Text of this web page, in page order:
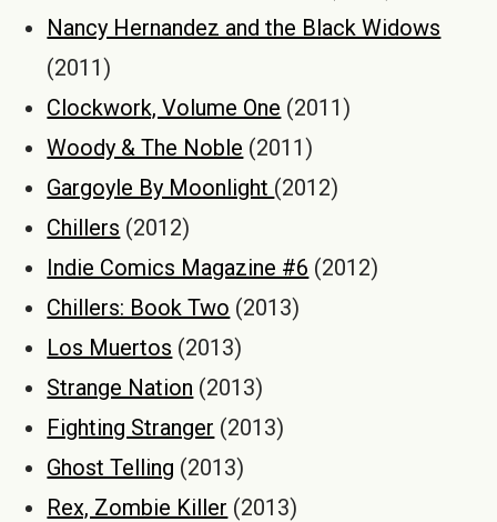
Nancy Hernandez and the Black Widows
(2011)
Clockwork, Volume One (2011)
Woody & The Noble (2011)
Gargoyle By Moonlight (2012)
Chillers (2012)
Indie Comics Magazine #6 (2012)
Chillers: Book Two (2013)
Los Muertos (2013)
Strange Nation (2013)
Fighting Stranger (2013)
Ghost Telling (2013)
Rex, Zombie Killer (2013)